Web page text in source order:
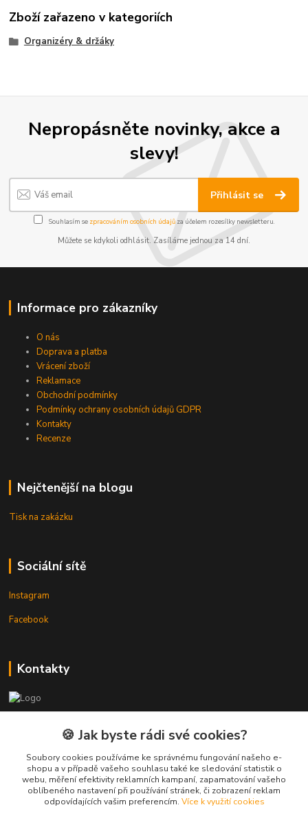
Zboží zařazeno v kategoriích
Organizéry & držáky
Nepropásněte novinky, akce a
slevy!
Přihlásit se
Souhlasím se zpracováním osobních údajůza účelem rozesílky newsletteru.
Můžete se kdykoli odhlásit. Zasíláme jednou za 14 dní.
Informace pro zákazníky
O nás
Doprava a platba
Vrácení zboží
Reklamace
Obchodní podmínky
Podmínky ochrany osobních údajů GDPR
Kontakty
Recenze
Nejčtenější na blogu
Tisk na zakázku
Sociální sítě
Instagram
Facebook
Kontakty
Tomáš Placatka
+420 728 969 499
info@3dtisktopla-shop.cz
🍪 Jak byste rádi své cookies?
Soubory cookies používáme ke správnému fungování našeho e-
shopu a v případě vašeho souhlasu také ke sledování statistik o
webu, měření efektivity reklamních kampaní, zapamatování vašeho
oblíbeného nastavení při používání stránek, či zobrazení reklam
odpovídajících vašim preferencím. Více k využití cookies